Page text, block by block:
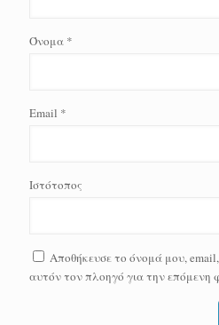
Όνομα *
Email *
Ιστότοπος
Αποθήκευσε το όνομά μου,
αυτόν τον πλοηγό για την επόμενη